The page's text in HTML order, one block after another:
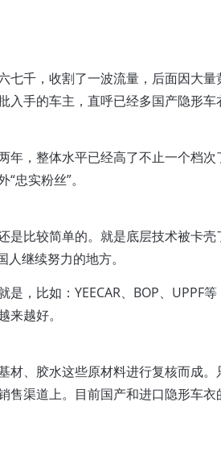
千，收割了一波流量，后面因大量
入手的车主，直呼已经多国产隐形车
，整体水平已经高了不止一个档次
忠实粉丝”。
比较简单的。就是底层技术被卡壳
继续努力的地方。
，比如：YEECAR、BOP、UPPF等
越好。
材、胶水这些原材料进行复核而成。
售渠道上。目前国产和进口隐形车衣